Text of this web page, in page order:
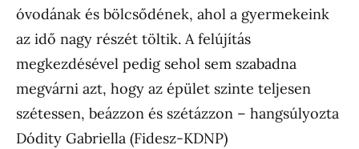
óvodának és bölcsődének, ahol a gyermekeink
az idő nagy részét töltik. A felújítás
megkezdésével pedig sehol sem szabadna
megvárni azt, hogy az épület szinte teljesen
szétessen, beázzon és szétázzon – hangsúlyozta
Dódity Gabriella (Fidesz-KDNP)